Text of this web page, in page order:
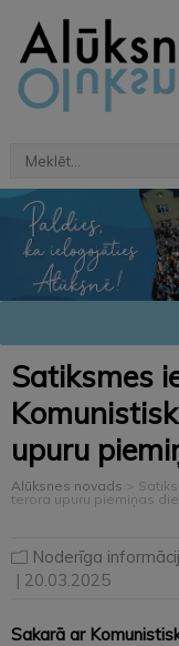
Satiksmes
upuru
Alūksnes novads >
terora upuru piemiņas
Noderīga
| 20.03.2025
Sakarā ar